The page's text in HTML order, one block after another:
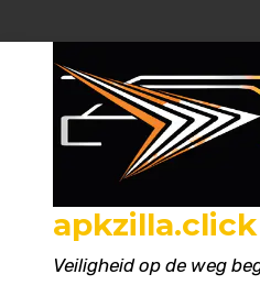
apkzilla.click
Veiligheid op de weg